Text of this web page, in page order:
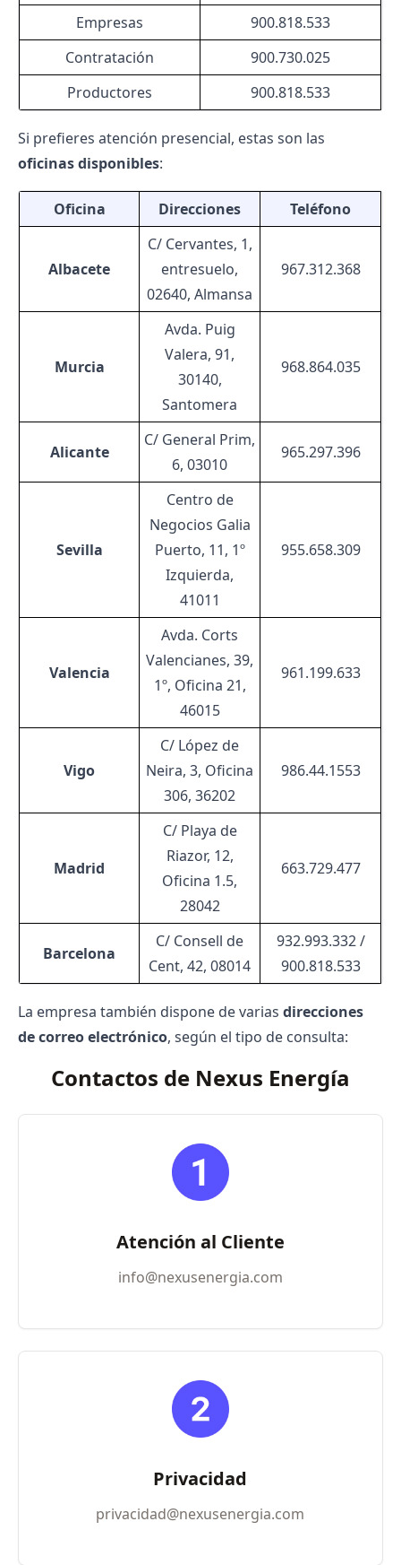
Empresas
900.818.533
Contratación
900.730.025
Productores
900.818.533
Si prefieres atención presencial, estas son las
oficinas disponibles:
Oficina Direcciones Teléfono
Albacete
C/ Cervantes, 1,
entresuelo,
02640, Almansa
967.312.368
Murcia
Avda. Puig
Valera, 91,
30140,
Santomera
968.864.035
Alicante
C/ General Prim,
6, 03010
965.297.396
Sevilla
Centro de
Negocios Galia
Puerto, 11, 1º
Izquierda,
41011
955.658.309
Valencia
Avda. Corts
Valencianes, 39,
1º, Oficina 21,
46015
961.199.633
Vigo
C/ López de
Neira, 3, Oficina
306, 36202
986.44.1553
Madrid
C/ Playa de
Riazor, 12,
Oficina 1.5,
28042
663.729.477
Barcelona
C/ Consell de
Cent, 42, 08014
932.993.332 /
900.818.533
La empresa también dispone de varias direcciones
de correo electrónico, según el tipo de consulta:
Contactos de Nexus Energía
Atención al Cliente
info@nexusenergia.com
Privacidad
privacidad@nexusenergia.com